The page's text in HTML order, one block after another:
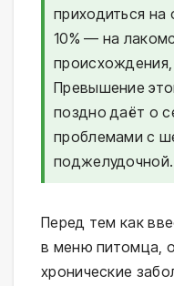
приходиться
10% — на
Превышение
поздно даёт о
проблемами с
поджелудочной.
Перед тем как
в меню питомца,
хронические